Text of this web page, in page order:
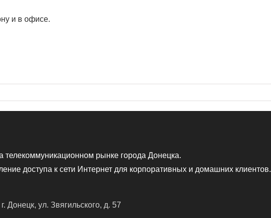
и в офисе.
рынке города Донецка.
доступа к сети Интернет для корпоративных и домашних клиентов.
г. Донецк, ул. Звягильского, д. 57